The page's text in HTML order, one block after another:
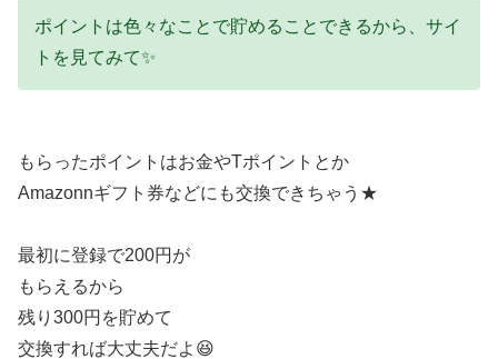
ポイントは色々なことで貯めることできるから、サイ
トを見てみて✨
もらったポイントはお金やTポイントとか
Amazonnギフト券などにも交換できちゃう★
最初に登録で200円が
もらえるから
残り300円を貯めて
交換すれば大丈夫だよ😆